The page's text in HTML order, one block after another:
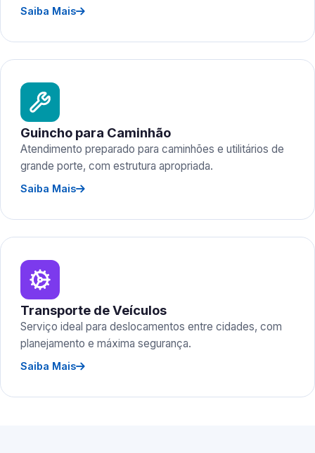
Saiba Mais
Guincho para Caminhão
Atendimento preparado para caminhões e utilitários de
grande porte, com estrutura apropriada.
Saiba Mais
Transporte de Veículos
Serviço ideal para deslocamentos entre cidades, com
planejamento e máxima segurança.
Saiba Mais